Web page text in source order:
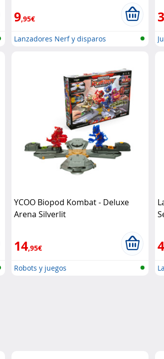
9,95€
Lanzadores Nerf y disparos
YCOO Biopod Kombat - Deluxe
Arena Silverlit
14,95€
Robots y juegos